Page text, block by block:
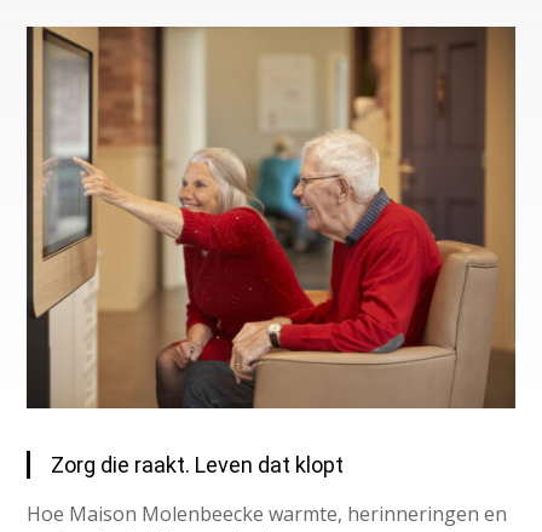
Zorg die raakt. Leven dat klopt
Hoe Maison Molenbeecke warmte, herinneringen en